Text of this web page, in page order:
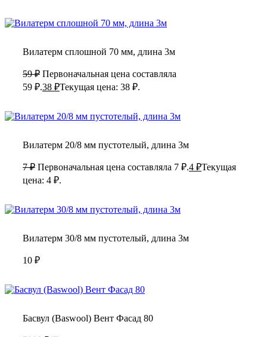
Вилатерм сплошной 70 мм, длина 3м
59₽ Первоначальная цена составляла
59 ₽.38 ₽Текущая цена: 38 ₽.
Вилатерм 20/8 мм пустотелый, длина 3м
7₽ Первоначальная цена составляла 7 ₽.4 ₽Текущая
цена: 4 ₽.
Вилатерм 30/8 мм пустотелый, длина 3м
10 ₽
Басвул (Baswool) Вент Фасад 80